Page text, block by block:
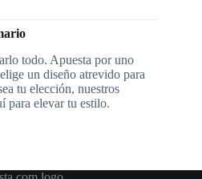
todo. Apuesta por uno
un diseño atrevido para
tu elección, nuestros
para elevar tu estilo.